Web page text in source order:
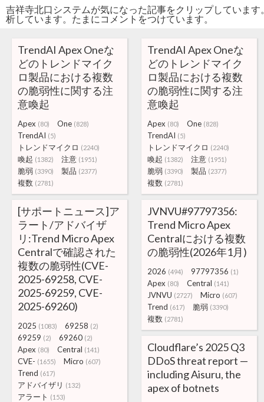
吉祥寺北口システムが気になった記事をクリップしていま
析しています。たまにコメントをつけています。
TrendAI Apex Oneな
どのトレンドマイク
ロ製品における複数
の脆弱性に関する注
意喚起
Apex (80) One (828)
TrendAI (5)
トレンドマイクロ (2240)
喚起 (1382) 注意 (1951)
脆弱 (3390) 製品 (2377)
複数 (2781)
TrendAI Apex Oneな
どのトレンドマイク
ロ製品における複数
の脆弱性に関する注
意喚起
Apex (80) One (828)
TrendAI (5)
トレンドマイクロ (2240)
喚起 (1382) 注意 (1951)
脆弱 (3390) 製品 (2377)
複数 (2781)
[サポートニュース]ア
ラート/アドバイザ
リ:Trend Micro Apex
Centralで確認された
複数の脆弱性(CVE-
2025-69258, CVE-
2025-69259, CVE-
2025-69260)
2025 (1083) 69258 (2)
69259 (2) 69260 (2)
Apex (80) Central (141)
CVE- (1655) Micro (607)
Trend (617)
アドバイザリ (132)
アラート (153)
JVNVU#97797356:
Trend Micro Apex
Centralにおける複数
の脆弱性(2026年1月)
2026 (494) 97797356 (1)
Apex (80) Central (141)
JVNVU (2727) Micro (607)
Trend (617) 脆弱 (3390)
複数 (2781)
Cloudflare’s 2025 Q3
DDoS threat report —
including Aisuru, the
apex of botnets